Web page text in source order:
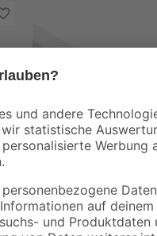
Winkelprofil
Aluminium